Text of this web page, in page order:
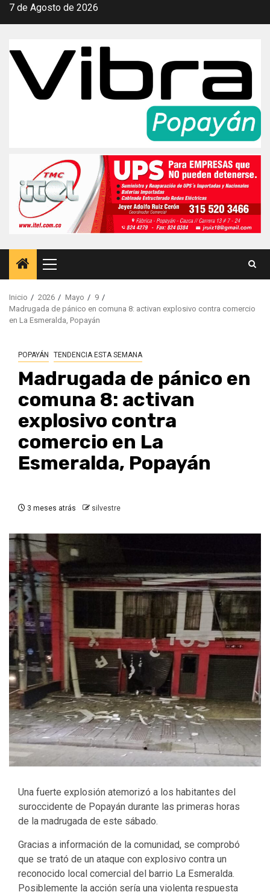
Saltar
7 de Agosto de 2026
Menú
principal
Inicio 2026 Mayo
9
Madrugada de pánico en comuna 8: activan explosivo contra comercio
en La Esmeralda, Popayán
POPAYÁN TENDENCIA ESTA SEMANA
Madrugada de pánico en
comuna 8: activan
explosivo contra
comercio en La
Esmeralda, Popayán
3 meses atrás silvestre
Una fuerte explosión atemorizó a los habitantes del
suroccidente de Popayán durante las primeras horas
de la madrugada de este sábado.
Gracias a información de la comunidad, se comprobó
que se trató de un ataque con explosivo contra un
reconocido local comercial del barrio La Esmeralda.
Posiblemente la acción sería una violenta respuesta